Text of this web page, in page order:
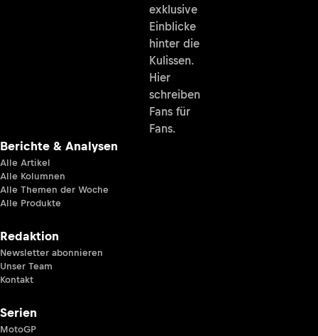
exklusive
Einblicke
hinter die
Kulissen.
Hier
schreiben
Fans für
Fans.
Berichte & Analysen
Alle Artikel
Alle Kolumnen
Alle Themen der Woche
Alle Produkte
Redaktion
Newsletter abonnieren
Unser Team
Kontakt
Serien
MotoGP